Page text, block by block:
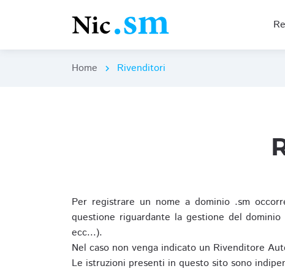
Home chevron_right Rivenditori
Per registrare un nome a dominio .sm
questione riguardante la gestione del
ecc...).
Nel caso non venga indicato un Rivenditore
Le istruzioni presenti in questo sito sono